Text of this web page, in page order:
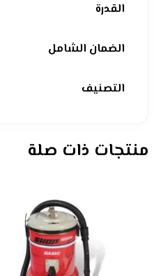
القدرة
الضمان الشامل
التصنيف
منتجات ذات صلة